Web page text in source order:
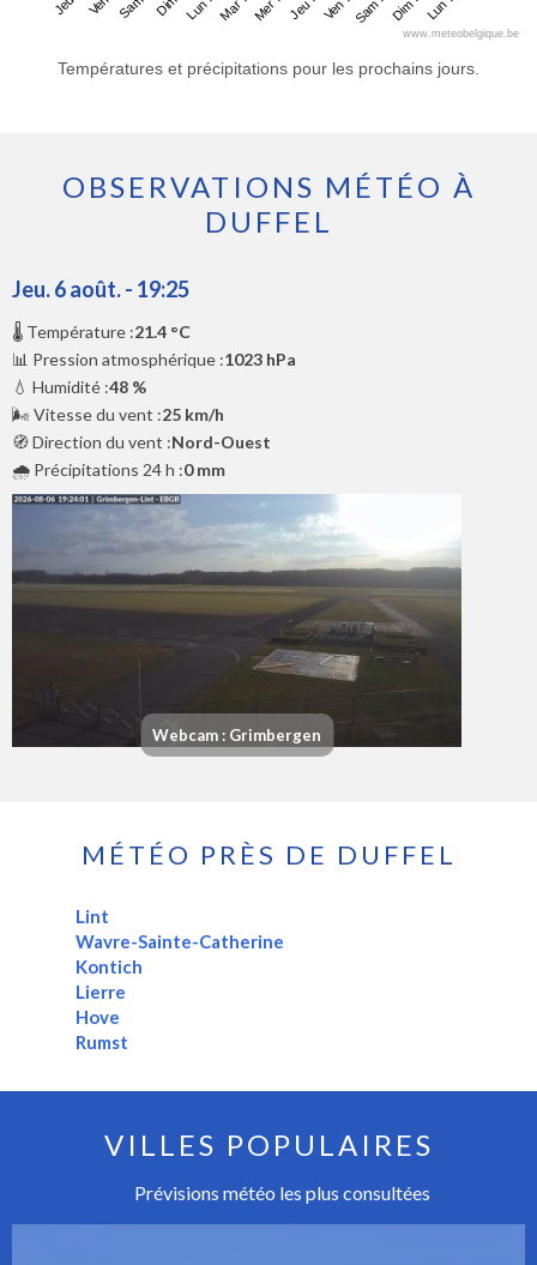
www.meteobelgique.be
Températures et précipitations pour les prochains jours.
OBSERVATIONS MÉTÉO À
DUFFEL
Jeu. 6 août. - 19:25
🌡️ Température :21.4 °C
📊 Pression atmosphérique :1023 hPa
💧 Humidité :48 %
🌬️ Vitesse du vent :25 km/h
🧭 Direction du vent :Nord-Ouest
🌧️ Précipitations 24 h :0 mm
Webcam : Grimbergen
MÉTÉO PRÈS DE DUFFEL
Lint
Wavre-Sainte-Catherine
Kontich
Lierre
Hove
Rumst
VILLES POPULAIRES
Prévisions météo les plus consultées